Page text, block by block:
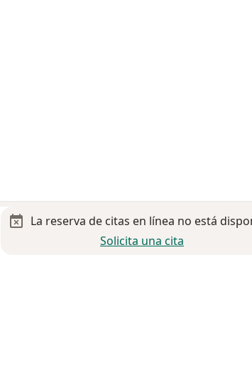
La reserva de citas en línea no está
Solicita una cita